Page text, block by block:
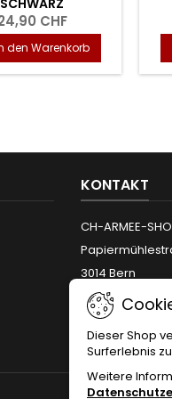
CHF
den Warenkorb
KONTAKT
CH-ARMEE-
3014 Bern
Telefon:+41
Email:
Dieser Shop
Surferlebnis
Weitere